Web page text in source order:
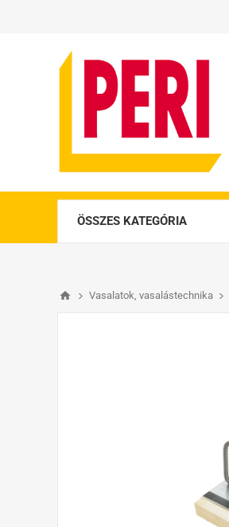
ÖSSZES KATEGÓRIA
Vasalatok, vasalástechnika